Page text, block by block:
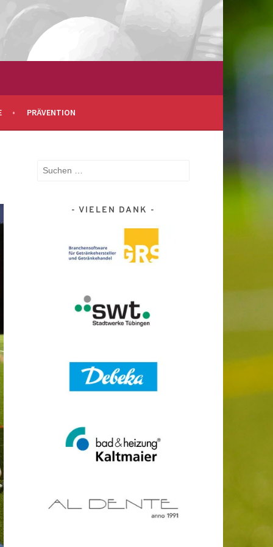
PRÄVENTION
Suchen
VIELEN DANK